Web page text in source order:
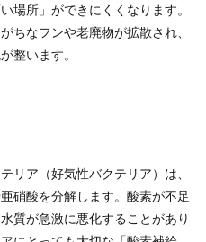
場所」ができにくくなります。
ちなフンや老廃物が拡散され、
整います。
リア（好気性バクテリア）は、
硝酸を分解します。酸素が不足
質が急激に悪化することがあり